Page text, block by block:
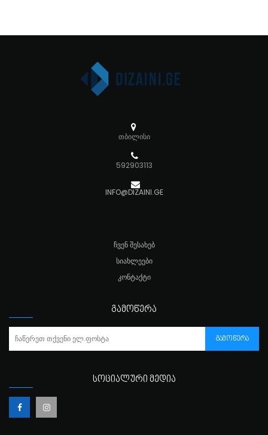
თბილისი
592903113
INFO@DIZAINI.GE
ᲩᲕᲔᲜ ᲨᲔᲡᲐᲮᲔᲑ
ᲡᲘᲐᲮᲚᲔᲔᲑᲘ
ᲙᲝᲜᲢᲐᲥᲢᲘ
ᲒᲐᲛᲝᲬᲔᲠᲐ
ᲒᲐᲛᲝᲬᲔᲠᲐ
ᲡᲝᲪᲘᲐᲚᲣᲠᲘ ᲛᲔᲓᲘᲐ